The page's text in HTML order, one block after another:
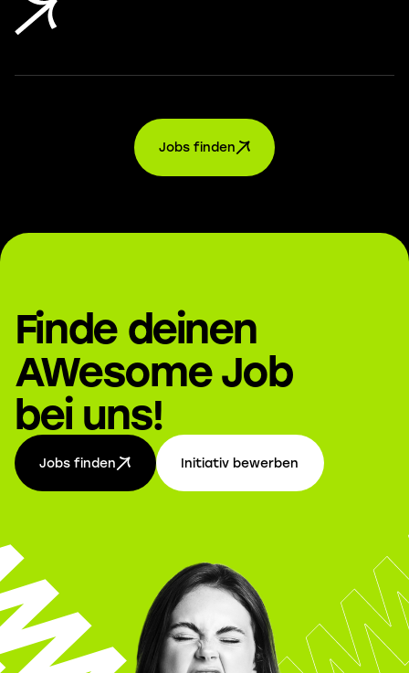
Jobs finden
Finde deinen
AWesome Job
bei uns!
Jobs finden Initiativ bewerben